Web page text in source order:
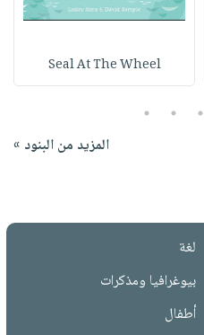
Seal At The Wheel
3
4
5
المزيد من البنود »
لغة
بيوغرافيا ومذكرات
أطفال